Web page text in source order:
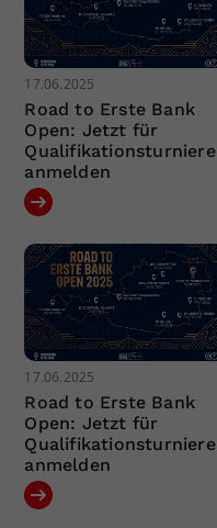
17.06.2025
Road to Erste Bank
Open: Jetzt für
Qualifikationsturniere
anmelden
17.06.2025
Road to Erste Bank
Open: Jetzt für
Qualifikationsturniere
anmelden